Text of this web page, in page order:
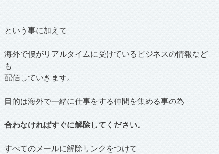
という事に加えて
海外で僕がリアルタイムに受けているビジネスの情報など
も
配信していきます。
目的は海外で一緒に仕事をする仲間を集める事の為
合わなければすぐに解除してください。
すべてのメールに解除リンクをつけて